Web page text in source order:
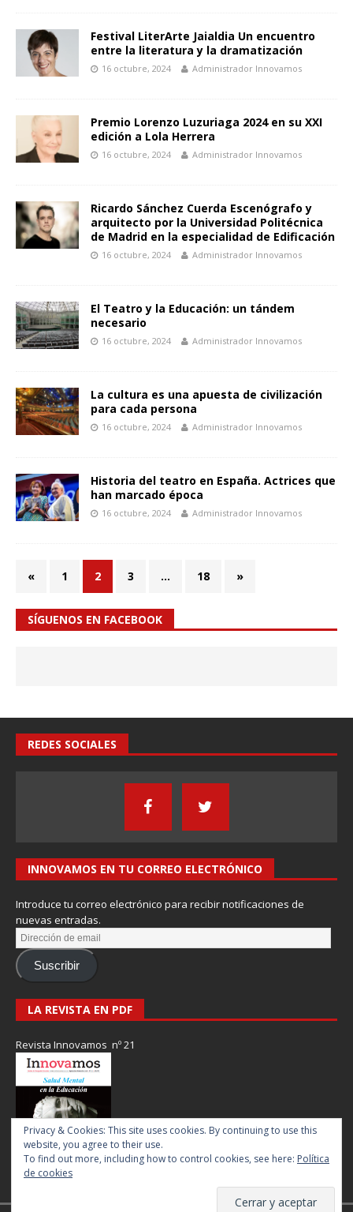
Festival LiterArte Jaialdia Un encuentro
entre la literatura y la dramatización
16 octubre, 2024 Administrador Innovamos
Premio Lorenzo Luzuriaga 2024 en su XXI
edición a Lola Herrera
16 octubre, 2024 Administrador Innovamos
Ricardo Sánchez Cuerda Escenógrafo y
arquitecto por la Universidad Politécnica
de Madrid en la especialidad de Edificación
16 octubre, 2024 Administrador Innovamos
El Teatro y la Educación: un tándem
necesario
16 octubre, 2024 Administrador Innovamos
La cultura es una apuesta de civilización
para cada persona
16 octubre, 2024 Administrador Innovamos
Historia del teatro en España. Actrices que
han marcado época
16 octubre, 2024 Administrador Innovamos
« 1 2 3 … 18 »
SÍGUENOS EN FACEBOOK
REDES SOCIALES
INNOVAMOS EN TU CORREO ELECTRÓNICO
Introduce tu correo electrónico para recibir notificaciones de
nuevas entradas.
Suscribir
LA REVISTA EN PDF
Revista Innovamos nº 21
Privacy & Cookies: This site uses cookies. By continuing to use this
website, you agree to their use.
To find out more, including how to control cookies, see here: Política
de cookies